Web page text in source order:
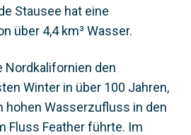
Stausee hat eine
über 4,4 km³ Wasser.
Nordkalifornien den
Winter in über 100 Jahren,
hohen Wasserzufluss in den
Fluss Feather führte. Im